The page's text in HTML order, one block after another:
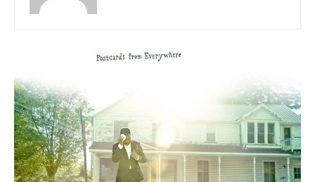
Top Jazz
English
Italiano
€0.00